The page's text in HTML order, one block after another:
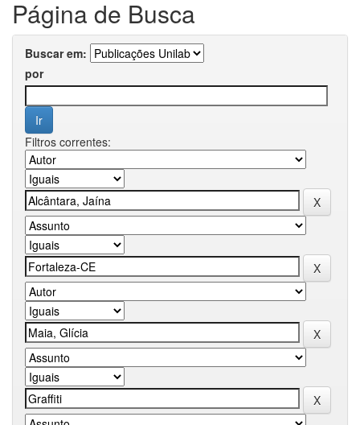
Página de Busca
Buscar em:
por
Filtros correntes: